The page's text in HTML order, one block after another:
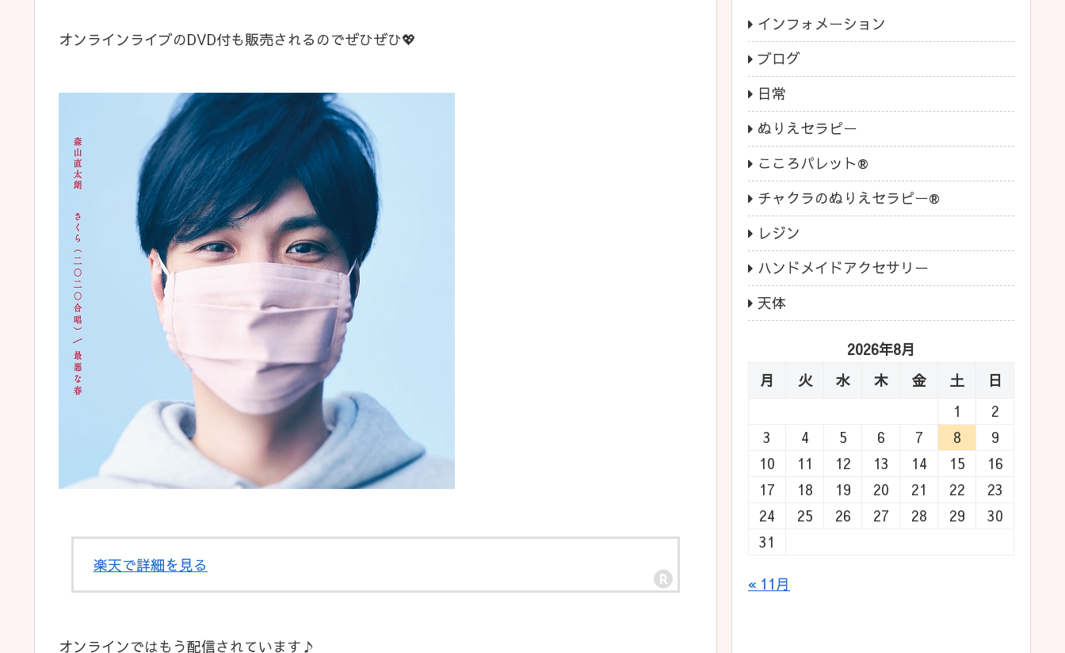
オンラインライブのDVD付も販売されるのでぜひぜひ💖
楽天で詳細を見る
オンラインではもう配信されています♪
インフォメーション
ブログ
日常
ぬりえセラピー
こころパレット®
チャクラのぬりえセラピー®
レジン
ハンドメイドアクセサリー
天体
2026年8月
月
火 水 木 金 土
日
1
2
3
4 5 6 7 8
9
10
11 12 13 14 15
16
17
18 19 20 21 22
23
24
25 26 27 28 29
30
31
« 11月